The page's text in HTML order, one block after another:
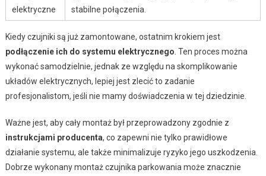
elektryczne
stabilne połączenia.
Kiedy czujniki są już zamontowane, ostatnim krokiem jest
podłączenie ich do systemu elektrycznego . Ten proces można
wykonać samodzielnie, jednak ze względu na skomplikowanie
układów elektrycznych, lepiej jest zlecić to zadanie
profesjonalistom, jeśli nie mamy doświadczenia w tej dziedzinie.
Ważne jest, aby cały montaż był przeprowadzony zgodnie z
instrukcjami producenta, co zapewni nie tylko prawidłowe
działanie systemu, ale także minimalizuje ryzyko jego uszkodzenia.
Dobrze wykonany montaż czujnika parkowania może znacznie